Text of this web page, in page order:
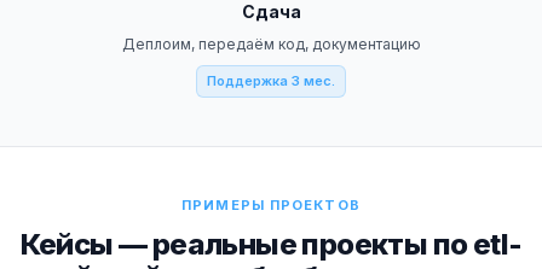
Сдача
Деплоим, передаём код, документацию
Поддержка 3 мес.
ПРИМЕРЫ ПРОЕКТОВ
Кейсы — реальные проекты по etl-